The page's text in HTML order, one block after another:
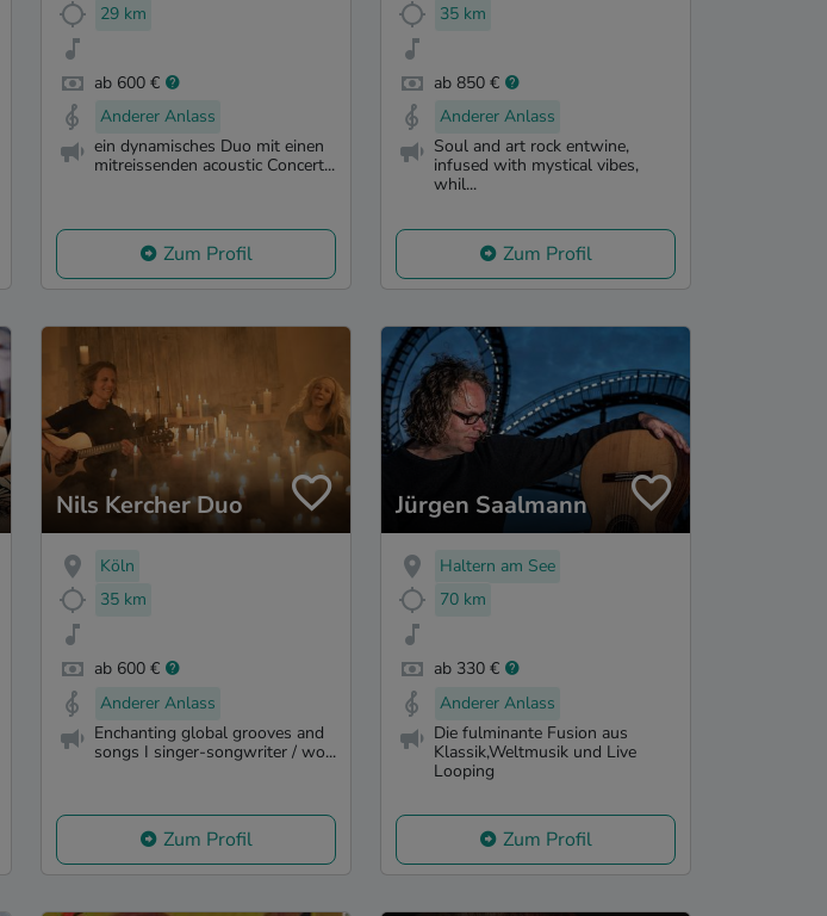
29 km
ab 600 €
Anderer Anlass
ein dynamisches Duo mit einen
mitreissenden acoustic Concert...
Zum Profil
35 km
ab 850 €
Anderer Anlass
Soul and art rock entwine,
infused with mystical vibes,
whil...
Zum Profil
Nils Kercher Duo
Köln
35 km
ab 600 €
Anderer Anlass
Enchanting global grooves and
songs I singer-songwriter / wo...
Zum Profil
Jürgen Saalmann
Haltern am See
70 km
ab 330 €
Anderer Anlass
Die fulminante Fusion aus
Klassik,Weltmusik und Live
Looping
Zum Profil